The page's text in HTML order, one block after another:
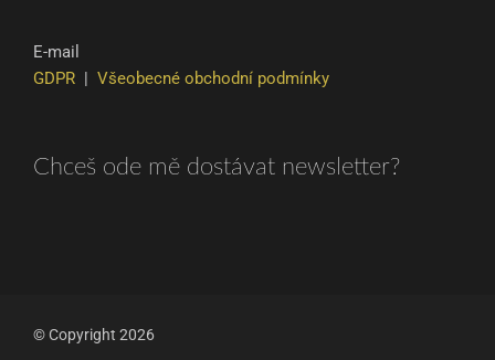
E-mail
GDPR | Všeobecné obchodní podmínky
Chceš ode mě dostávat newsletter?
© Copyright 2026